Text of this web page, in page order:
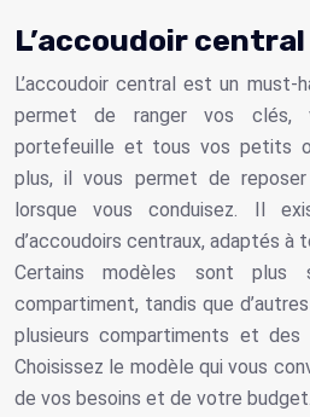
L’accoudoir
L’accoudoir central est un must-
permet de ranger vos clés,
portefeuille et tous vos petits
plus, il vous permet de
lorsque vous conduisez. Il
d’accoudoirs centraux, adaptés à
Certains modèles sont plus
compartiment, tandis que
plusieurs compartiments et des
Choisissez le modèle qui vous
de vos besoins et de votre budget.